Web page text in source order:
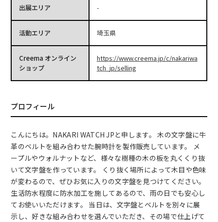
出展エリア -
活動エリア 埼玉県
Creema オンライン
ショップ
https://www.creema.jp/c/nakariwa
tch_jp/selling
プロフィール
こんにちは。NAKARI WATCH JPと申します。 木の文字盤に牛
革のベルトを組み合わせた腕時計を製作販売しています。 メ
ープルやウォルナットなど、様々な樹種の木の板を丸くくり抜
いて文字盤を作っています。 くり抜く場所によって木目や色味
が変わるので、ぜひお気に入りの文字盤を見つけてください。
生活防水程度に防水加工を施してあるので、雨の日でも安心し
てお使いいただけます。 当日は、文字盤とベルトを別々に展
示し、好きな組み合わせを選んでいただき、その場で仕上げて